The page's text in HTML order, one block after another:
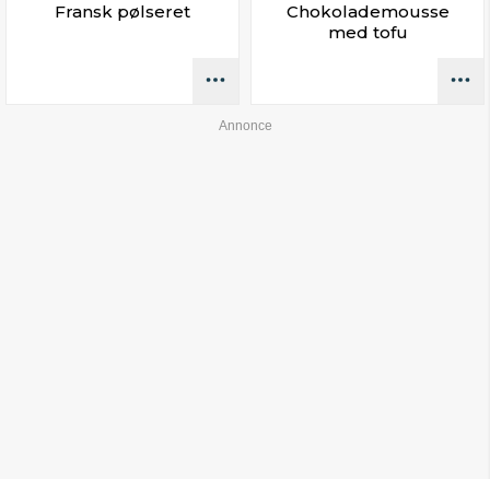
Fransk pølseret
Chokolademousse
med tofu